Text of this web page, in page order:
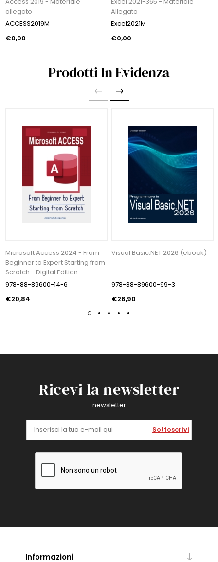
allegato
ACCESS2019M
€0,00
Allegato
Excel2021M
€0,00
Prodotti In Evidenza
Microsoft Access 2024 - From
Beginner to Expert Starting from
Scratch - Digital Edition
978-88-89600-14-6
€20,84
Visual Basic.NET 2026 (ebook)
978-88-89600-99-3
€26,90
Ricevi la newsletter
newsletter
Sottoscrivi
Informazioni